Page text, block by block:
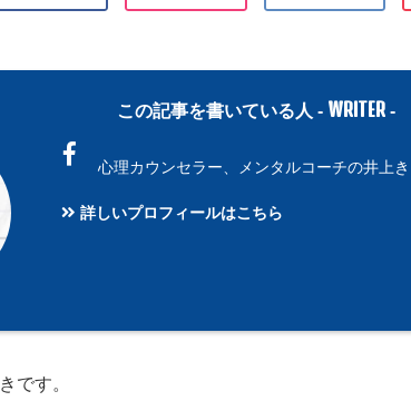
この記事を書いている人 - WRITER -
心理カウンセラー、メンタルコーチの井上き
詳しいプロフィールはこちら
です。